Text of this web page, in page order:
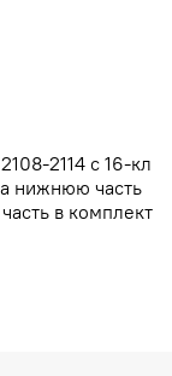
2114 с 16-кл
нижнюю часть
в комплект